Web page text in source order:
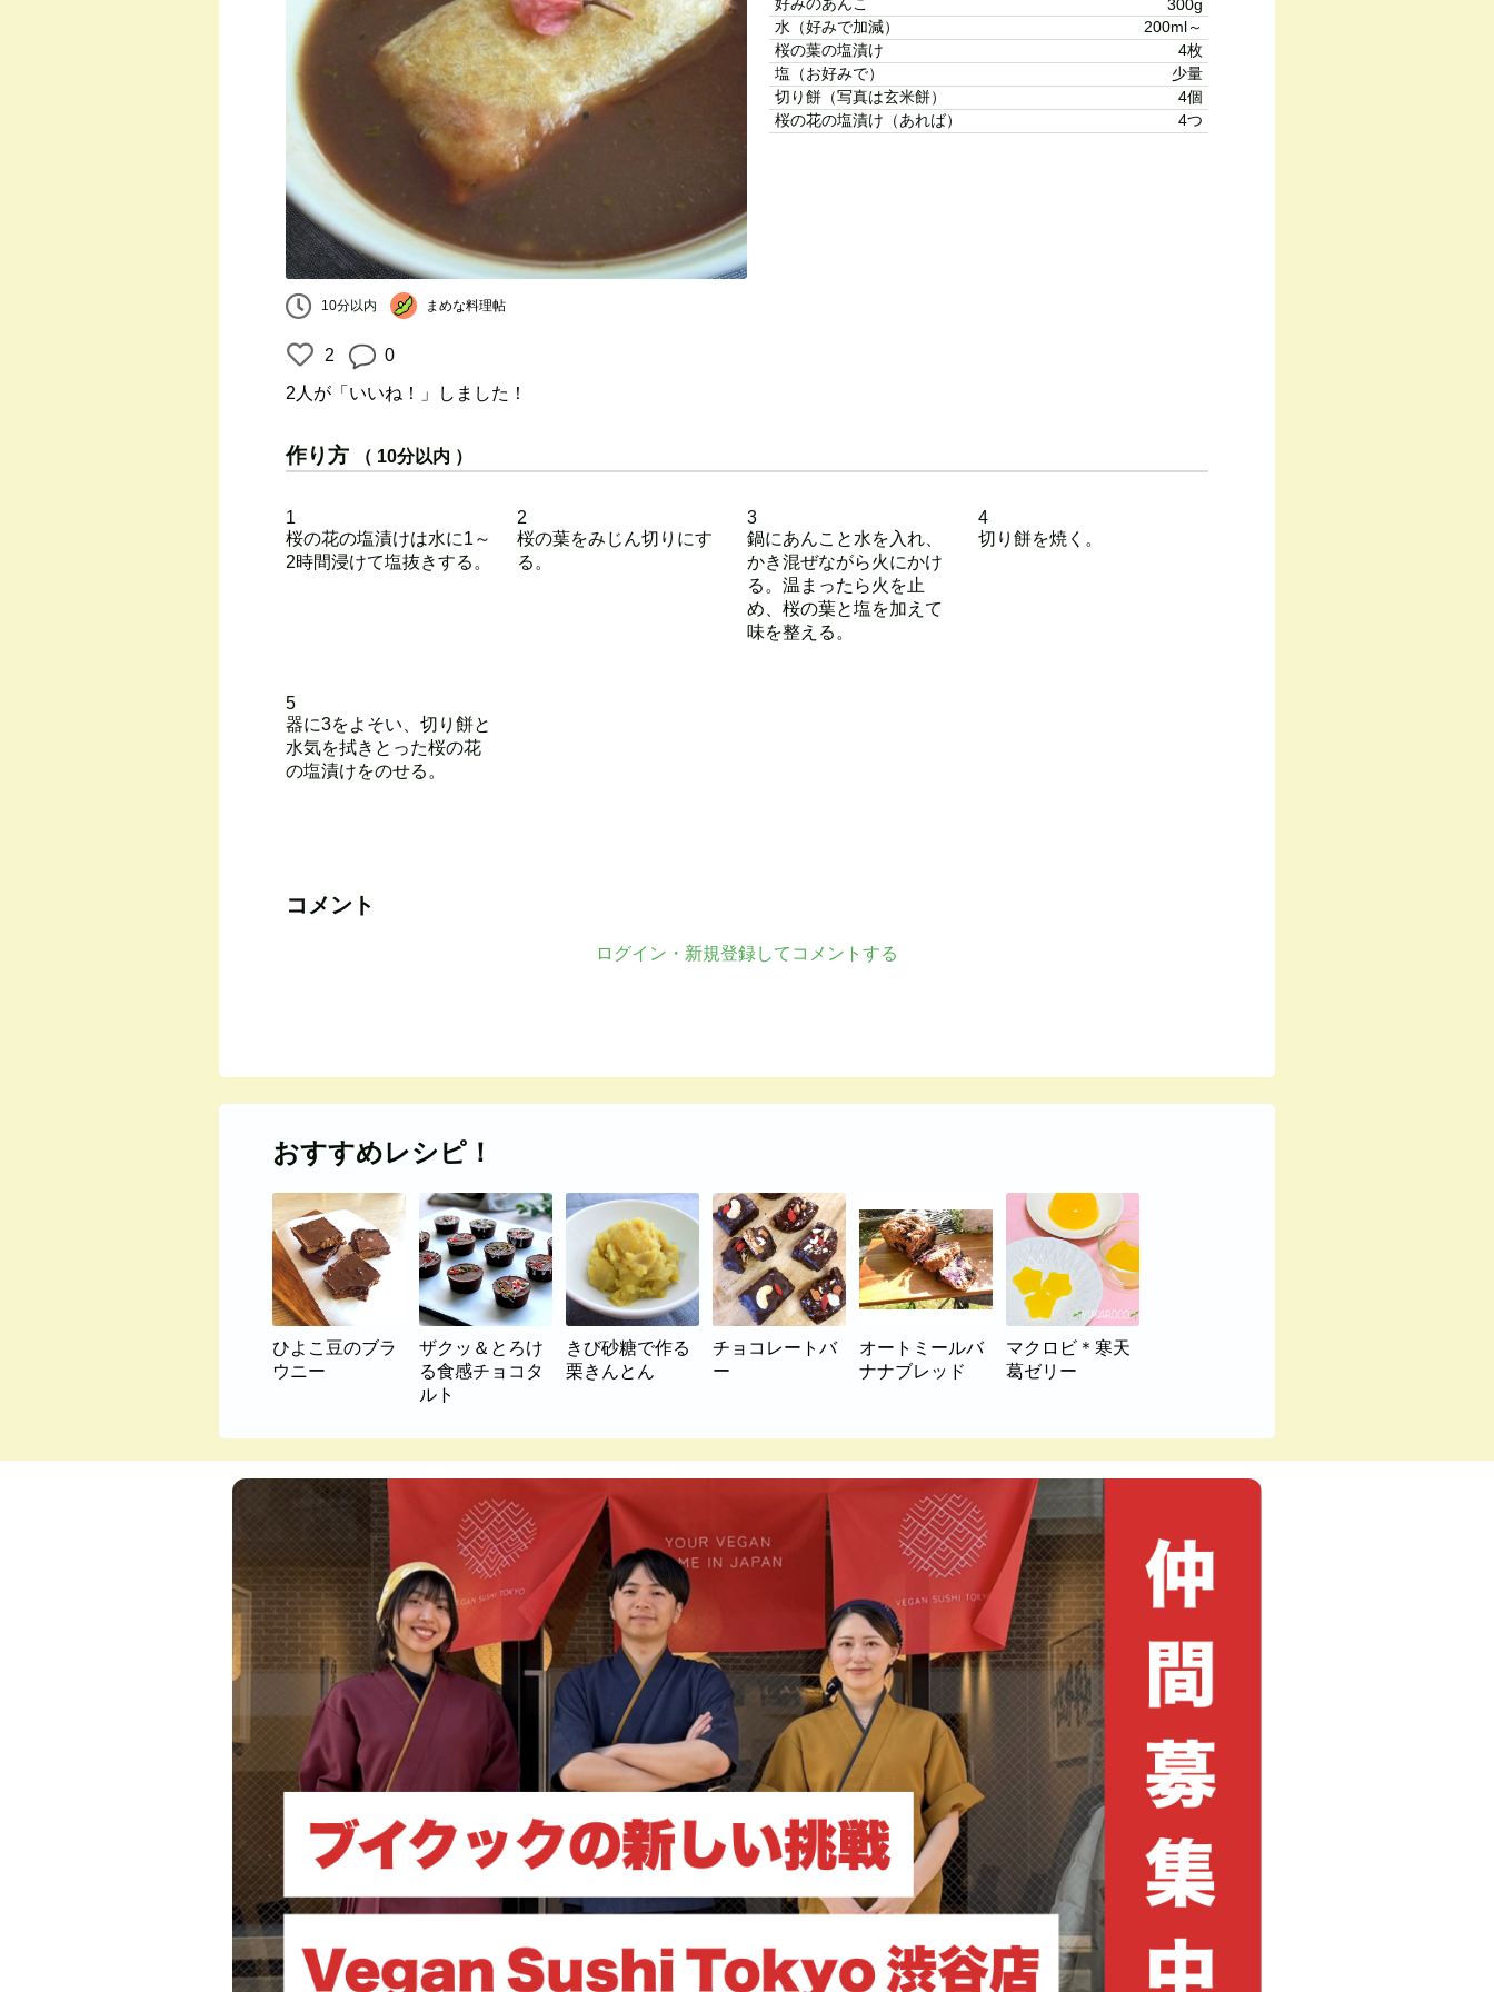
10分以内 まめな料理帖
2 0
2人 が「いいね！」しました！
300g
水（好みで加減）
200ml～
桜の葉の塩漬け
4枚
塩（お好みで）
少量
切り餅（写真は玄米餅）
4個
桜の花の塩漬け（あれば）
4つ
作り方 （ 10分以内 ）
1
桜の花の塩漬けは水に1～
2時間浸けて塩抜きする。
2
桜の葉をみじん切りにす
る。
3
鍋にあんこと水を入れ、
かき混ぜながら火にかけ
る。温まったら火を止
め、桜の葉と塩を加えて
味を整える。
4
切り餅を焼く。
5
器に3をよそい、切り餅と
水気を拭きとった桜の花
の塩漬けをのせる。
コメント
ログイン・新規登録してコメントする
おすすめレシピ！
ひよこ豆のブラ
ウニー
ザクッ＆とろけ
る食感チョコタ
ルト
きび砂糖で作る
栗きんとん
チョコレートバ
ー
オートミールバ
ナナブレッド
マクロビ＊寒天
葛ゼリー